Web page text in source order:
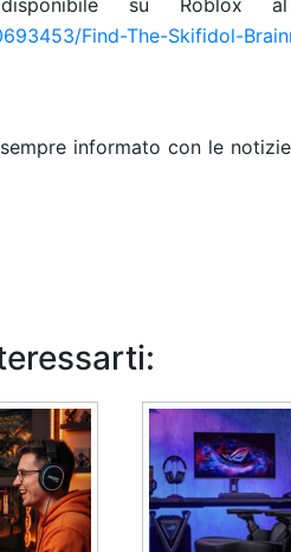
su Roblox al
Find-The-Skifidol-
informato con le